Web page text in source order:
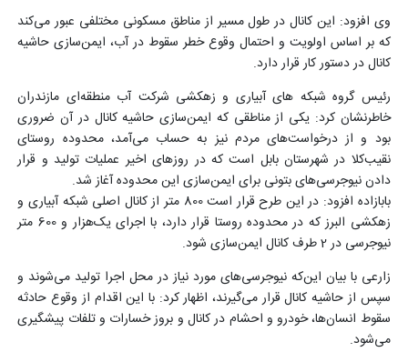
وی افزود: این کانال در طول مسیر از مناطق مسکونی مختلفی عبور می‌کند
که بر اساس اولویت و احتمال وقوع خطر سقوط در آب، ایمن‌سازی حاشیه
کانال در دستور کار قرار دارد.
رئیس گروه شبکه های آبیاری و زهکشی شرکت آب منطقه‌ای مازندران
خاطرنشان کرد: یکی از مناطقی که ایمن‌سازی حاشیه کانال در آن ضروری
بود و از درخواست‌های مردم نیز به حساب می‌آمد، محدوده روستای
نقیب‌کلا در شهرستان بابل است که در روزهای اخیر عملیات تولید و قرار
دادن نیوجرسی‌های بتونی برای ایمن‌سازی این محدوده آغاز شد.
بابازاده افزود: در این طرح قرار است 800 متر از کانال اصلی شبکه آبیاری و
زهکشی البرز که در محدوده روستا قرار دارد، با اجرای یک‌هزار و 600 متر
نیوجرسی در 2 طرف کانال ایمن‌سازی شود.
زارعی با بیان این‌که نیوجرسی‌های مورد نیاز در محل اجرا تولید می‌شوند و
سپس از حاشیه کانال قرار می‌گیرند، اظهار کرد: با این اقدام از وقوع حادثه
سقوط انسان‌ها، خودرو و احشام در کانال و بروز خسارات و تلفات پیشگیری
می‌شود.